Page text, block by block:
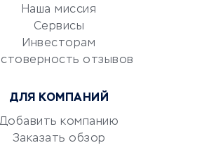
компании
Наша миссия
Сервисы
Инвесторам
отзывов
ДЛЯ КОМПАНИЙ
Добавить компанию
Заказать обзор